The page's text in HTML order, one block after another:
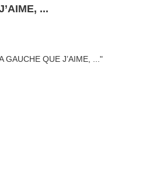
LA GAUCHE QUE J’AIME, ...